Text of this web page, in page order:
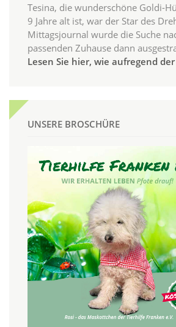
Tesina, die wunderschöne Goldi-
9 Jahre alt ist, war der Star des
Mittagsjournal wurde die Suche
passenden Zuhause dann
Lesen Sie hier, wie aufregend
UNSERE BROSCHÜRE